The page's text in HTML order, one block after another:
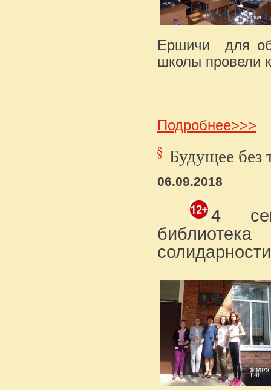
Ершичи для
школы провели
Подробнее>>>
Будущее без
06.09.2018
4